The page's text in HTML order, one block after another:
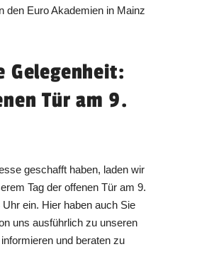
den Euro Akademien in Mainz
Gelegenheit:
Tür am 9.
geschafft haben, laden wir
Tag der offenen Tür am 9.
ein. Hier haben auch Sie
uns ausführlich zu unseren
und beraten zu